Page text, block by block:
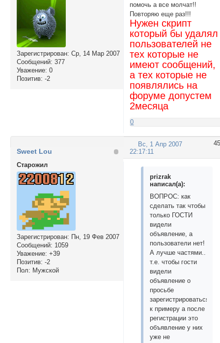
Зарегистрирован: Ср, 14 Мар 2007
Сообщений: 377
Уважение: 0
Позитив: -2
помочь а все молчат!!
Повторяю еще раз!!!
Нужен скрипт
который бы удалял
пользователей не
тех которые не
имеют сообщений,
а тех которые не
появлялись на
форуме допустем
2месяца
0
45
Вс, 1 Апр 2007
22:17:11
Sweet Lou
Cтарожил
Зарегистрирован: Пн, 19 Фев 2007
Сообщений: 1059
Уважение: +39
Позитив: -2
Пол: Мужской
prizrak
написал(а):
ВОПРОС: как
сделать так чтобы
только ГОСТИ
видели
объявление, а
пользователи нет!
А лучше частями..
т.е. чтобы гости
видели
объявление о
просьбе
зарегистрироваться
к примеру а после
регистрации это
объявление у них
уже не